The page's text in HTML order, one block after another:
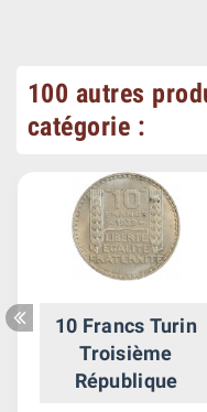
100 autres
catégorie :
10 Francs Turin
Troisième
République